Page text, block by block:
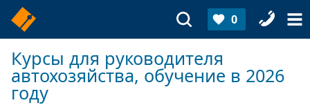
0
Курсы для руководителя
автохозяйства, обучение в 2026
году